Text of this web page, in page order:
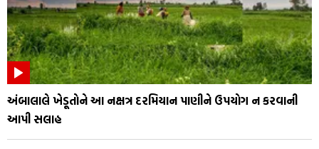
અંબાલાલે ખેડૂતોને આ નક્ષત્ર દરમિયાન પાણીને ઉપયોગ ન કરવાની
આપી સલાહ